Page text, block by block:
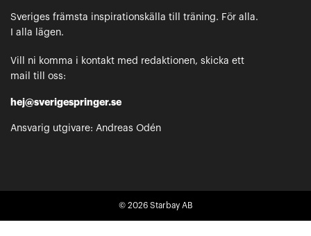
Sveriges främsta inspirationskälla till träning. För alla.
I alla lägen.
Vill ni komma i kontakt med redaktionen, skicka ett
mail till oss:
hej@sverigespringer.se
Ansvarig utgivare: Andreas Odén
© 2026 Starbay AB